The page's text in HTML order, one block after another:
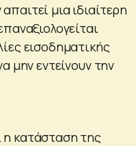
μια ιδιαίτερη
εισοδηματικής
μην εντείνουν την
κατάσταση της